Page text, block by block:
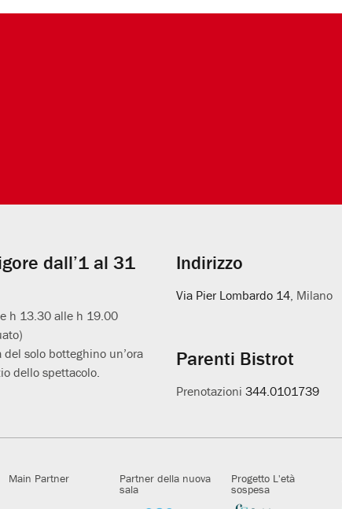
dall’1 al 31
h 13.30 alle h 19.00
del solo botteghino un’ora
dello spettacolo.
Indirizzo
Via Pier Lombardo 14 , Milano
Parenti Bistrot
Prenotazioni 344.0101739
Main Partner Partner della nuova
sala
Progetto L'età
sospesa